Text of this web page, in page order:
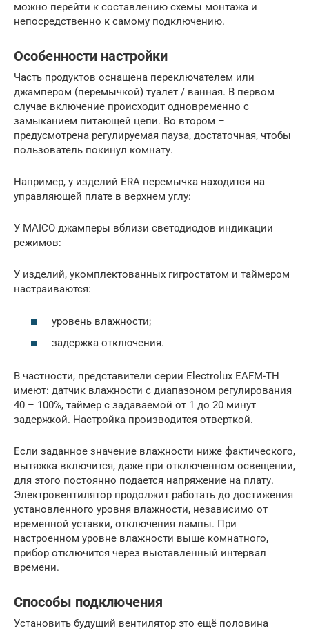
можно перейти к составлению схемы монтажа и
непосредственно к самому подключению.
Особенности настройки
Часть продуктов оснащена переключателем или
джампером (перемычкой) туалет / ванная. В первом
случае включение происходит одновременно с
замыканием питающей цепи. Во втором –
предусмотрена регулируемая пауза, достаточная, чтобы
пользователь покинул комнату.
Например, у изделий ERA перемычка находится на
управляющей плате в верхнем углу:
У MAICO джамперы вблизи светодиодов индикации
режимов:
У изделий, укомплектованных гигростатом и таймером
настраиваются:
уровень влажности;
задержка отключения.
В частности, представители серии Electrolux EAFM-TH
имеют: датчик влажности с диапазоном регулирования
40 – 100%, таймер с задаваемой от 1 до 20 минут
задержкой. Настройка производится отверткой.
Если заданное значение влажности ниже фактического,
вытяжка включится, даже при отключенном освещении,
для этого постоянно подается напряжение на плату.
Электровентилятор продолжит работать до достижения
установленного уровня влажности, независимо от
временной уставки, отключения лампы. При
настроенном уровне влажности выше комнатного,
прибор отключится через выставленный интервал
времени.
Способы подключения
Установить будущий вентилятор это ещё половина